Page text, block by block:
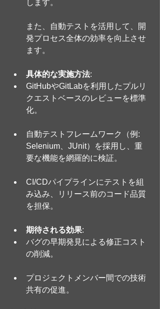
します。
また、自動テストを活用して、開
発プロセス全体の効率を向上させ
ます。
具体的な実施方法:
GitHubやGitLabを利用したプルリ
クエストベースのレビューを標準
化。
自動テストフレームワーク（例:
Selenium、JUnit）を採用し、重
要な機能を網羅的に検証。
CI/CDパイプラインにテストを組
み込み、リリース前のコード品質
を担保。
期待される効果:
バグの早期発見による修正コスト
の削減。
プロジェクトメンバー間での技術
共有の促進。